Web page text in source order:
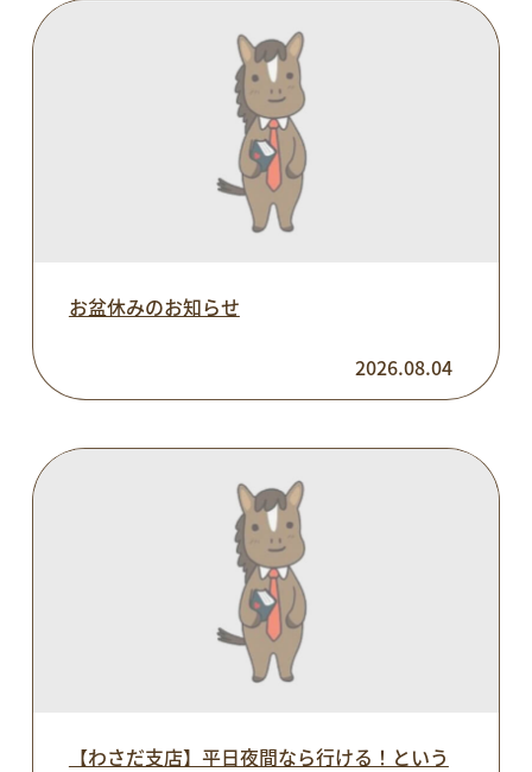
お盆休みのお知らせ
2026.08.04
【わさだ支店】平日夜間なら行ける！という